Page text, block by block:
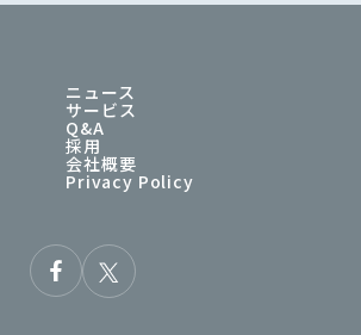
ニュース
サービス
Q&A
採用
会社概要
Privacy Policy